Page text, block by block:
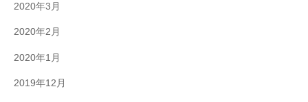
2020年3月
2020年2月
2020年1月
2019年12月